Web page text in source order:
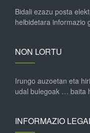
Bidali ezazu posta
helbidetara informazio
NON LORTU
Irungo auzoetan eta
udal bulegoak … baita
INFORMAZIO